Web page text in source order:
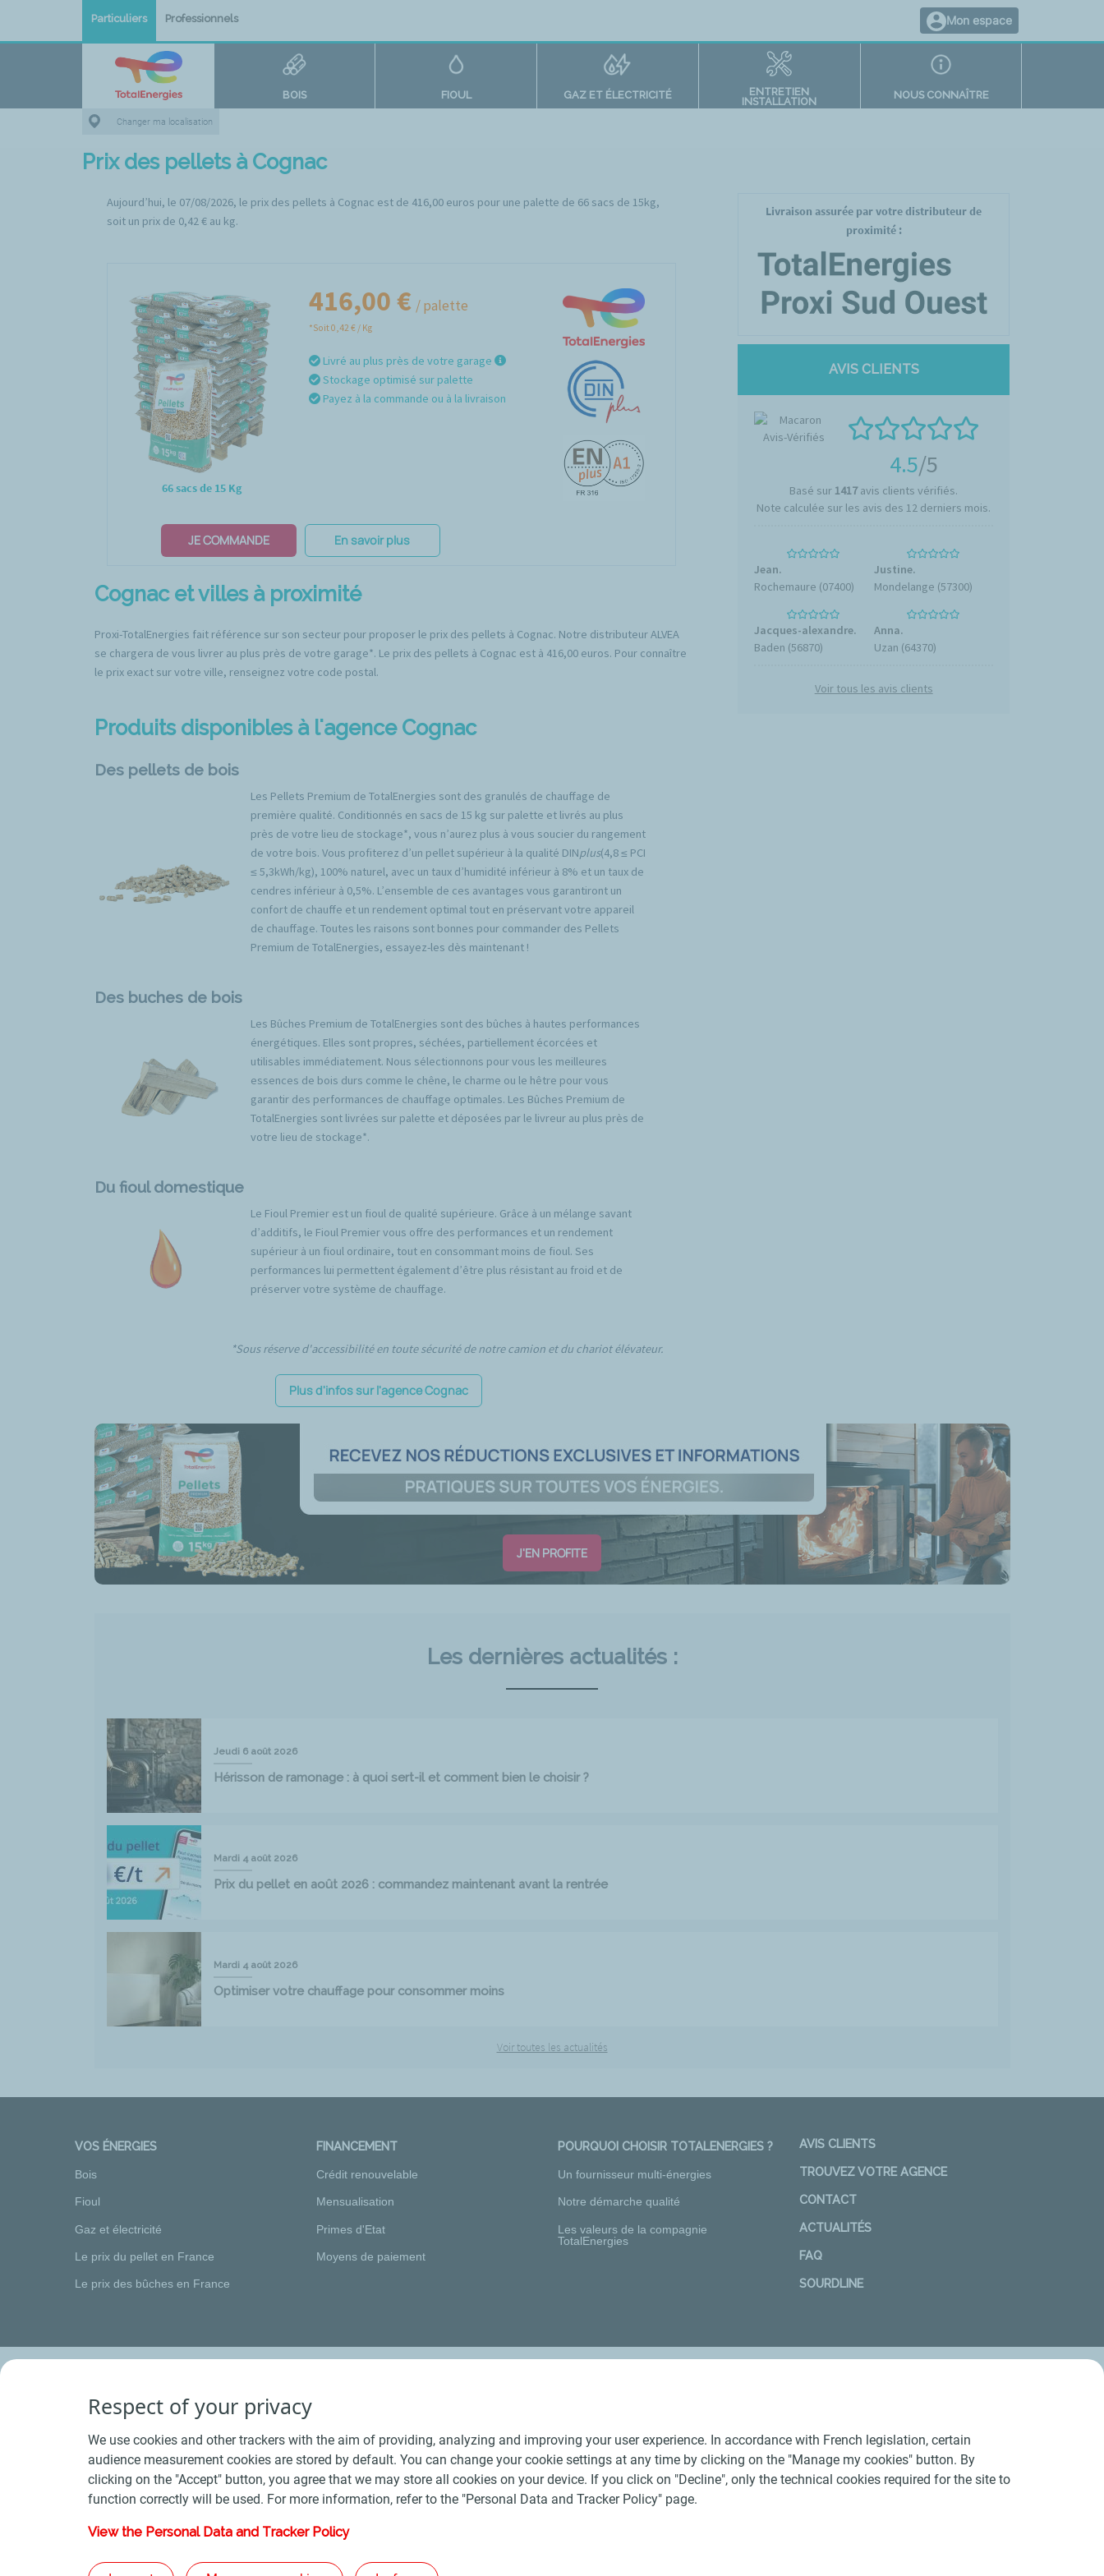
Particuliers Professionnels Mon espace
BOIS FIOUL GAZ ET ÉLECTRICITÉ
ENTRETIEN
INSTALLATION
NOUS CONNAÎTRE
Changer ma localisation
Prix des pellets à Cognac
Aujourd’hui, le 07/08/2026, le prix des pellets à Cognac est de 416,00 euros pour une palette de 66 sacs de 15kg,
soit un prix de 0,42 € au kg.
66 sacs de 15 Kg
416,00 € / palette
*Soit 0,42 € / Kg
Livré au plus près de votre garage
Stockage optimisé sur palette
Payez à la commande ou à la livraison
JE COMMANDE En savoir plus
Cognac et villes à proximité
Proxi-TotalEnergies fait référence sur son secteur pour proposer le prix des pellets à Cognac. Notre distributeur ALVEA
se chargera de vous livrer au plus près de votre garage*. Le prix des pellets à Cognac est à 416,00 euros. Pour connaître
le prix exact sur votre ville, renseignez votre code postal.
Produits disponibles à l'agence Cognac
Des pellets de bois
Les Pellets Premium de TotalEnergies sont des granulés de chauffage de
première qualité. Conditionnés en sacs de 15 kg sur palette et livrés au plus
près de votre lieu de stockage*, vous n’aurez plus à vous soucier du rangement
de votre bois. Vous profiterez d’un pellet supérieur à la qualité DINplus(4,8 ≤ PCI
≤ 5,3kWh/kg), 100% naturel, avec un taux d’humidité inférieur à 8% et un taux de
cendres inférieur à 0,5%. L’ensemble de ces avantages vous garantiront un
confort de chauffe et un rendement optimal tout en préservant votre appareil
de chauffage. Toutes les raisons sont bonnes pour commander des Pellets
Premium de TotalEnergies, essayez-les dès maintenant !
Des buches de bois
Les Bûches Premium de TotalEnergies sont des bûches à hautes performances
énergétiques. Elles sont propres, séchées, partiellement écorcées et
utilisables immédiatement. Nous sélectionnons pour vous les meilleures
essences de bois durs comme le chêne, le charme ou le hêtre pour vous
garantir des performances de chauffage optimales. Les Bûches Premium de
TotalEnergies sont livrées sur palette et déposées par le livreur au plus près de
votre lieu de stockage*.
Du fioul domestique
Le Fioul Premier est un fioul de qualité supérieure. Grâce à un mélange savant
d’additifs, le Fioul Premier vous offre des performances et un rendement
supérieur à un fioul ordinaire, tout en consommant moins de fioul. Ses
performances lui permettent également d’être plus résistant au froid et de
préserver votre système de chauffage.
*Sous réserve d'accessibilité en toute sécurité de notre camion et du chariot élévateur.
Plus d'infos sur l'agence Cognac
Livraison assurée par votre distributeur de
proximité :
AVIS CLIENTS
4.5/5
Basé sur 1417avis clients vérifiés.
Note calculée sur les avis des 12 derniers mois.
Jean.
Rochemaure (07400)
Justine.
Mondelange (57300)
Jacques-alexandre.
Baden (56870)
Anna.
Uzan (64370)
Voir tous les avis clients
J'EN PROFITE
Les dernières actualités :
Jeudi 6 août 2026
Hérisson de ramonage : à quoi sert-il et comment bien le choisir ?
Mardi 4 août 2026
Prix du pellet en août 2026 : commandez maintenant avant la rentrée
Mardi 4 août 2026
Optimiser votre chauffage pour consommer moins
Voir toutes les actualités
VOS ÉNERGIES
Bois
Fioul
Gaz et électricité
Le prix du pellet en France
Le prix des bûches en France
FINANCEMENT
Crédit renouvelable
Mensualisation
Primes d'Etat
Moyens de paiement
POURQUOI CHOISIR TOTALENERGIES ?
Un fournisseur multi-énergies
Notre démarche qualité
Les valeurs de la compagnie
TotalEnergies
AVIS CLIENTS
TROUVEZ VOTRE AGENCE
CONTACT
ACTUALITÉS
FAQ
SOURDLINE
Conditions Générales de Vente Bois - Conditions Générales de Vente Produits Pétroliers
Plan du site - Les sites de la compagnie TotalEnergies
Respect of your privacy
We use cookies and other trackers with the aim of providing, analyzing and improving your user experience. In accordance with French legislation, certain
audience measurement cookies are stored by default. You can change your cookie settings at any time by clicking on the "Manage my cookies" button. By
clicking on the "Accept" button, you agree that we may store all cookies on your device. If you click on "Decline", only the technical cookies required for the site to
function correctly will be used. For more information, refer to the "Personal Data and Tracker Policy" page.
View the Personal Data and Tracker Policy